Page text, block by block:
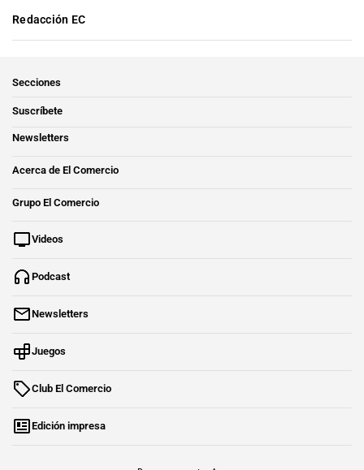
Redacción EC
Secciones
Suscríbete
Newsletters
Acerca de El Comercio
Grupo El Comercio
Videos
Podcast
Newsletters
Juegos
Club El Comercio
Edición impresa